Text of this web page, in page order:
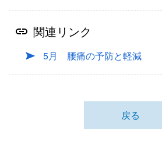
関連リンク
5月 腰痛の予防と軽減
戻る